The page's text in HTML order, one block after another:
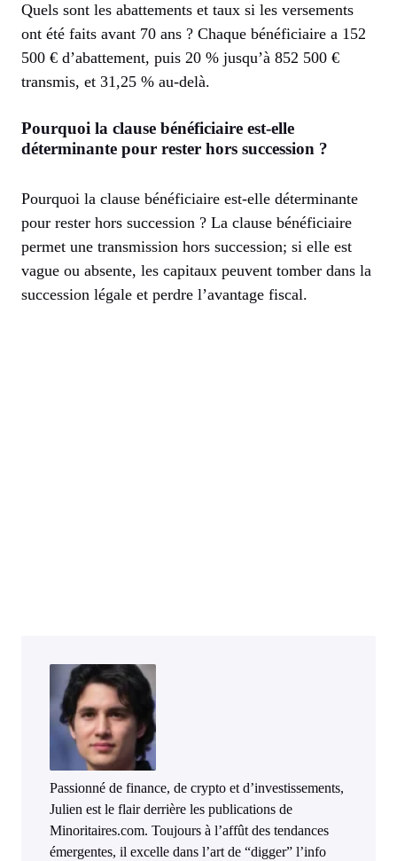
Quels sont les abattements et taux si les versements
ont été faits avant 70 ans ? Chaque bénéficiaire a 152
500 € d’abattement, puis 20 % jusqu’à 852 500 €
transmis, et 31,25 % au-delà.
Pourquoi la clause bénéficiaire est-elle
déterminante pour rester hors succession ?
Pourquoi la clause bénéficiaire est-elle déterminante
pour rester hors succession ? La clause bénéficiaire
permet une transmission hors succession; si elle est
vague ou absente, les capitaux peuvent tomber dans la
succession légale et perdre l’avantage fiscal.
Passionné de finance, de crypto et d’investissements,
Julien est le flair derrière les publications de
Minoritaires.com. Toujours à l’affût des tendances
émergentes, il excelle dans l’art de “digger” l’info